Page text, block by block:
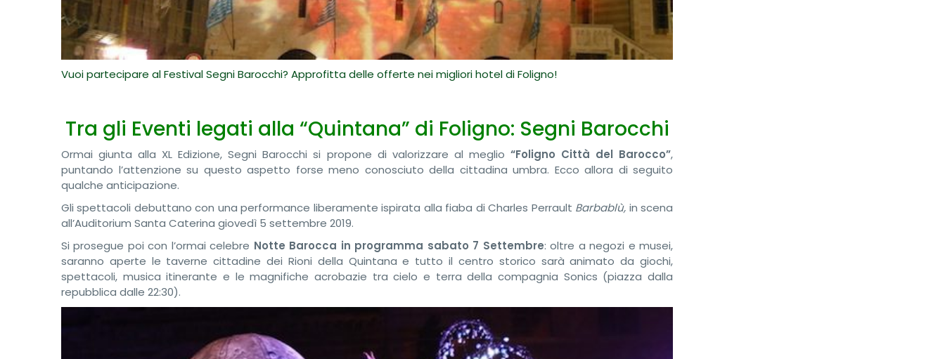
Vuoi partecipare al Festival Segni Barocchi? Approfitta delle offerte nei migliori hotel di Foligno!
Tra gli Eventi legati alla “Quintana” di Foligno: Segni Barocchi
Ormai giunta alla XL Edizione, Segni Barocchi si propone di valorizzare al meglio “Foligno Città del Barocco”,
puntando l’attenzione su questo aspetto forse meno conosciuto della cittadina umbra. Ecco allora di seguito
qualche anticipazione.
Gli spettacoli debuttano con una performance liberamente ispirata alla fiaba di Charles Perrault Barbablù, in scena
all’Auditorium Santa Caterina giovedì 5 settembre 2019.
Si prosegue poi con l’ormai celebre Notte Barocca in programma sabato 7 Settembre: oltre a negozi e musei,
saranno aperte le taverne cittadine dei Rioni della Quintana e tutto il centro storico sarà animato da giochi,
spettacoli, musica itinerante e le magnifiche acrobazie tra cielo e terra della compagnia Sonics (piazza dalla
repubblica dalle 22:30).